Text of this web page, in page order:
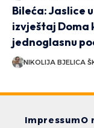
Bileća: Jaslice
izvještaj Doma
jednoglasnu
NIKOLIJA BJELICA
ImpressumO